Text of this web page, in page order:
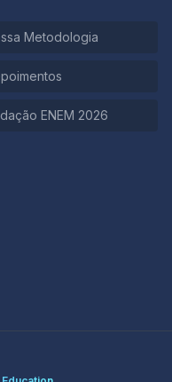
Metodologia
ENEM 2026